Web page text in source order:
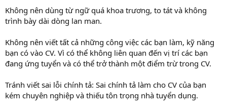
Không nên dùng từ ngữ quá khoa trương, to tát và không
trình bày dài dòng lan man.
Không nên viết tất cả những công việc các bạn làm, kỹ năng
bạn có vào CV. Vì có thể không liên quan đến vị trí các bạn
đang ứng tuyển và có thể trở thành một điểm trừ trong CV.
Tránh viết sai lỗi chính tả: Sai chính tả làm cho CV của bạn
kém chuyên nghiệp và thiếu tôn trọng nhà tuyển dụng.